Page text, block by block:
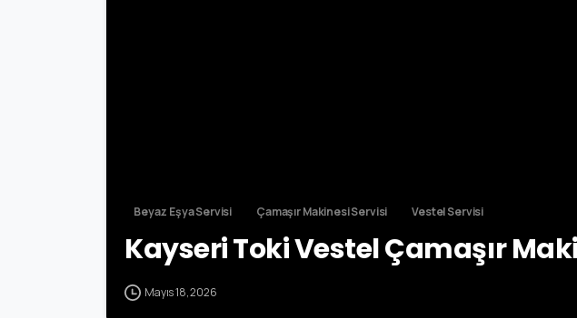
Beyaz Eşya Servisi Çamaşır Makinesi Servisi Vestel Servisi
Kayseri Toki Vestel Çamaşır
Mayıs 18, 2026